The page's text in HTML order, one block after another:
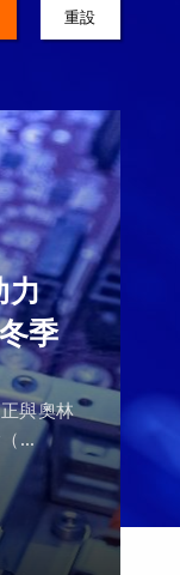
重設
力
季
與奧林
...